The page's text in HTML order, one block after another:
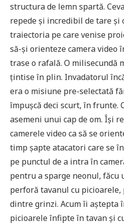
structura de lemn spartă.
repede și incredibil de tare și
traiectoria pe care venise
să-și orienteze camera video
trase o rafală. O milisecundă
țintise în plin. Invadatorul
era o misiune pre-selectată
împușcă deci scurt, în frunte.
asemeni unui cap de om. Își
camerele video ca să se
timp șapte atacatori care se
pe punctul de a intra în
pentru a sparge neonul, făcu
perforă tavanul cu
dintre grinzi. Acum îi aștepta
picioarele înfipte în tavan și